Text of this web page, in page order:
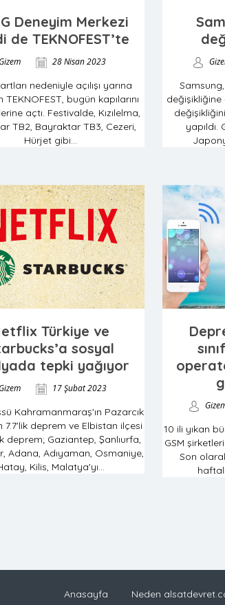
Deneyim Merkezi
de TEKNOFEST’te
Gizem 28 Nisan 2023
nedeniyle açılışı yarına
TEKNOFEST, bugün kapılarını
açtı. Festivalde, Kızılelma,
TB2, Bayraktar TB3, Cezeri,
Hürjet gibi...
değişikliğine
yapıldı.
Türkiye ve
sosyal
tepki yağıyor
Gizem 17 Şubat 2023
Kahramanmaraş'ın Pazarcık
7.7'lik deprem ve Elbistan ilçesi
deprem; Gaziantep, Şanlıurfa,
Adana, Adıyaman, Osmaniye,
Kilis, Malatya'yı...
10 ili yıkan
GSM
Son
Anasayfa Neden